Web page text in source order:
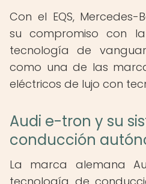
Con el EQS,
su compromiso con
tecnología de
como una de las
eléctricos de lujo con
Audi e-tron y su
conducción
La marca alemana